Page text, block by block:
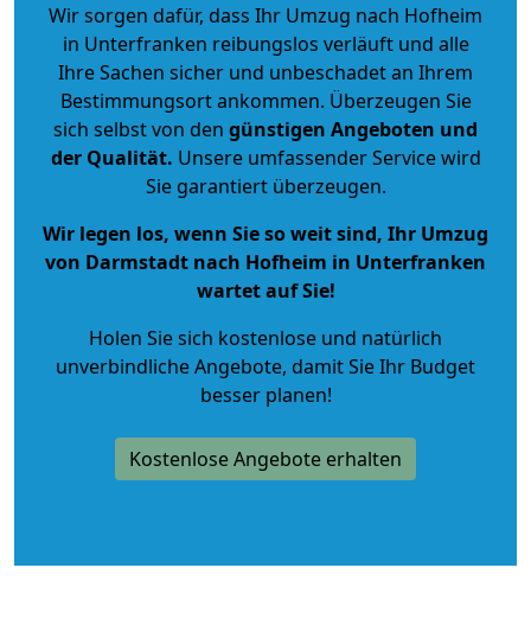
Wir sorgen dafür, dass Ihr Umzug nach Hofheim
in Unterfranken reibungslos verläuft und alle
Ihre Sachen sicher und unbeschadet an Ihrem
Bestimmungsort ankommen. Überzeugen Sie
sich selbst von den günstigen Angeboten und
der Qualität. Unsere umfassender Service wird
Sie garantiert überzeugen.
Wir legen los, wenn Sie so weit sind, Ihr Umzug
von Darmstadt nach Hofheim in Unterfranken
wartet auf Sie!
Holen Sie sich kostenlose und natürlich
unverbindliche Angebote, damit Sie Ihr Budget
besser planen!
Kostenlose Angebote erhalten